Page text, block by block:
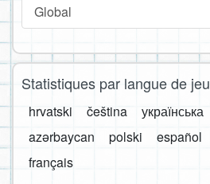
Global
Statistiques par langue de jeu
hrvatski čeština українська
azərbaycan
polski español
français